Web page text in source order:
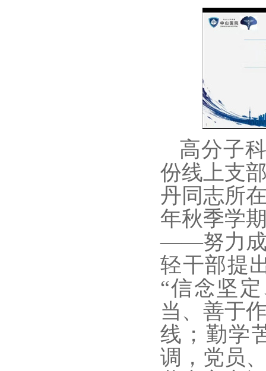
高分子
份线上支
丹同志所
年秋季学
——努力成
轻干部提
“信念坚
当、善于
线；勤学
调，党员